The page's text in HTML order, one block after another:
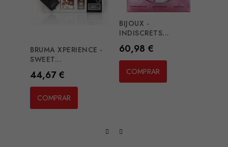
BRUMA XPERIENCE -
SWEET...
Preço
44,67 €
COMPRAR
BIJOUX -
INDISCRETS...
Preço
60,98 €
COMPRAR